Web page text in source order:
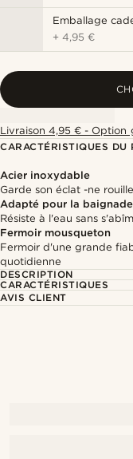
Emballage
+4,95 €
Livraison 4,95 € -
CARACTÉRISTIQUES DU
Acier inoxydable
Garde son éclat -ne
Adapté pour la baignade
Résiste à l'eau sans
Fermoir mousqueton
Fermoir d'une grande
quotidienne
DESCRIPTION
CARACTÉRISTIQUES
AVIS CLIENT